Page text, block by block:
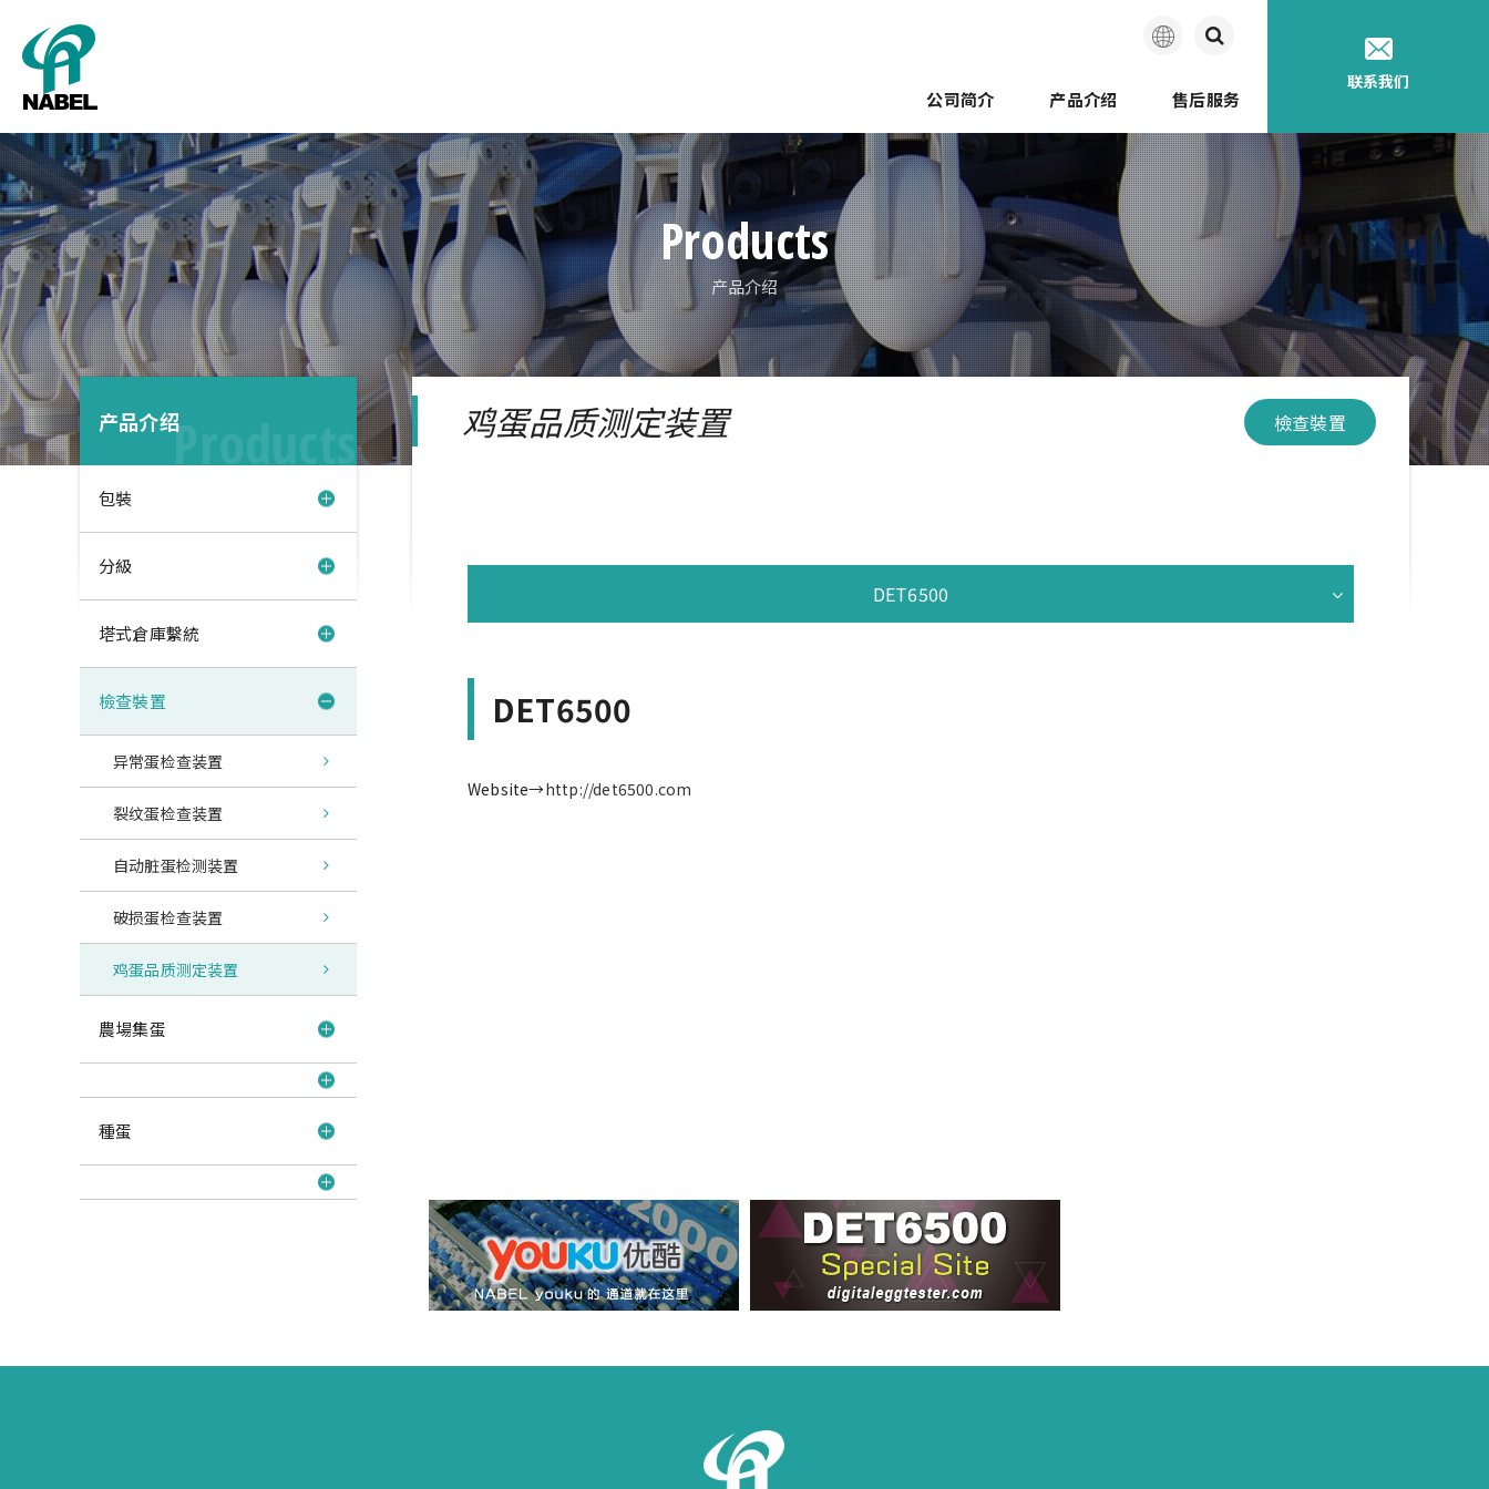
公司简介
公司概要 企业理念 网点介绍 世界展开 南备迩脉络 南备迩的历史
产品介绍
包裝 分級 塔式倉庫繫統 檢查裝置 農場集蛋 種蛋
售后服务
中
文
联系我们
Products
产品介绍
鸡蛋品质测定装置 檢查裝置
DET6500
DET6500
Website→http://det6500.com
产品介绍Products
包裝
分級
塔式倉庫繫統
檢查裝置
异常蛋检查装置
裂纹蛋检查装置
自动脏蛋检测装置
破损蛋检查装置
鸡蛋品质测定装置
農場集蛋
種蛋